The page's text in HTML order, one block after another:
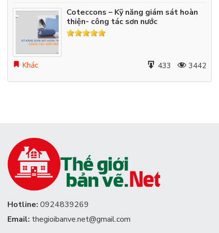
Coteccons – Kỹ năng giám sát hoàn
thiện- công tác sơn nước
Khác 433 3442
Hotline: 0924839269
Email: thegioibanve.net@gmail.com